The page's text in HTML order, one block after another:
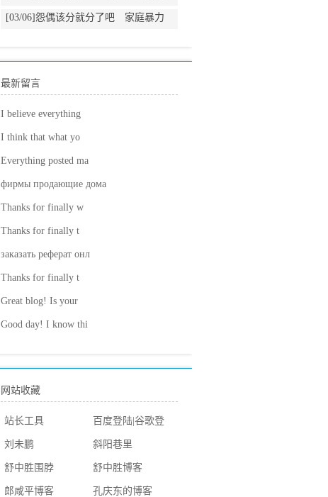
宝
[03/06]怨偶该分就分了吧 家庭暴力
最新留言
I believe everything
I think that what yo
Everything posted ma
фирмы продающие дома
Thanks for finally w
Thanks for finally t
заказать реферат онл
Thanks for finally t
Great blog! Is your
Good day! I know thi
网站收藏
站长工具 百度登陆 谷歌登
陆
刘未鹏 斜阳巷里
舒中胜围脖 舒中胜博客
郎咸平博客 孔庆东的博客